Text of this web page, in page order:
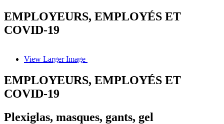
EMPLOYEURS, EMPLOYÉS ET
COVID-19
View Larger Image
EMPLOYEURS, EMPLOYÉS ET
COVID-19
Plexiglas, masques, gants, gel